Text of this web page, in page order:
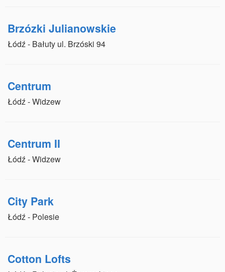
Brzózki Julianowskie
Łódź - Bałuty ul. Brzóski 94
Centrum
Łódź - Widzew
Centrum II
Łódź - Widzew
City Park
Łódź - Polesie
Cotton Lofts